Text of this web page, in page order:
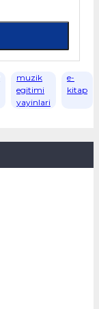
muzik
egitimi
yayinlari
e-
kitap